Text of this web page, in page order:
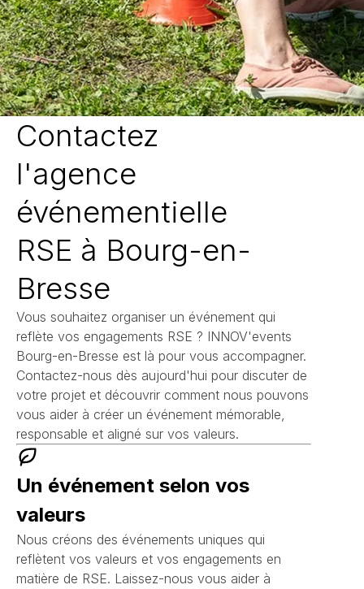
Contactez
l'agence
événementielle
RSE à Bourg-en-
Bresse
Vous souhaitez organiser un événement qui
reflète vos engagements RSE ? INNOV'events
Bourg-en-Bresse est là pour vous accompagner.
Contactez-nous dès aujourd'hui pour discuter de
votre projet et découvrir comment nous pouvons
vous aider à créer un événement mémorable,
responsable et aligné sur vos valeurs.
Un événement selon vos
valeurs
Nous créons des événements uniques qui
reflètent vos valeurs et vos engagements en
matière de RSE. Laissez-nous vous aider à